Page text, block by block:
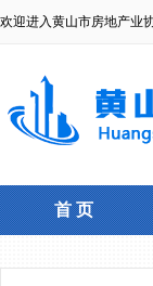
欢迎进入黄山市房地产业
首 页